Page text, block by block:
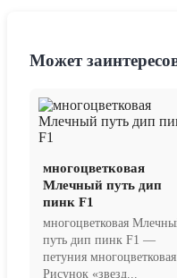
Может
многоцветковая
Млечный путь дип
пинк F1
многоцветковая
путь дип пинк F1 —
петуния
Рисунок «звезд...